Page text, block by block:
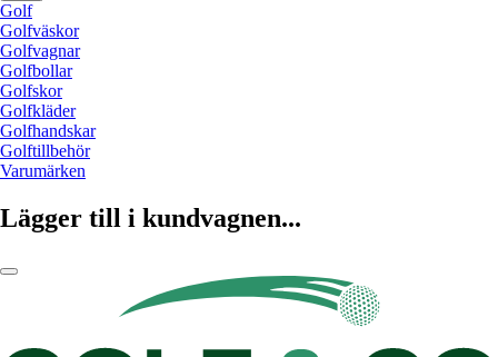
Golf
Golfväskor
Golfvagnar
Golfbollar
Golfskor
Golfkläder
Golfhandskar
Golftillbehör
Varumärken
Lägger till i kundvagnen...